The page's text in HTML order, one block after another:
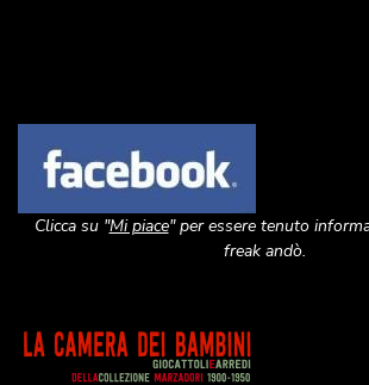
Clicca su "Mi piace" per essere tenuto
freak andò.
Image